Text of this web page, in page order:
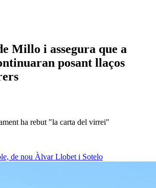
Millo i assegura que a
posant llaços
ha rebut "la carta del virrei"
de nou Àlvar Llobet i Sotelo